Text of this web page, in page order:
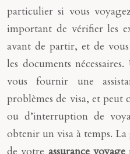
particulier si vous
important de vérifier les
avant de partir, et de
les documents nécessaires.
vous fournir une
problèmes de visa, et peut
ou d’interruption de
obtenir un visa à temps. La